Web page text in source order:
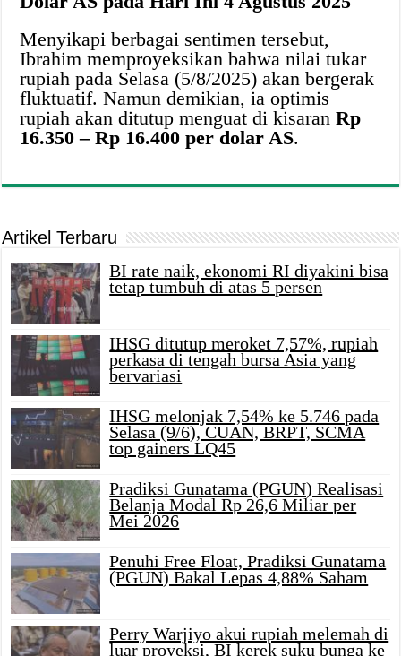
Menyikapi berbagai sentimen tersebut,
Ibrahim memproyeksikan bahwa nilai tukar
rupiah pada Selasa (5/8/2025) akan bergerak
fluktuatif. Namun demikian, ia optimis
rupiah akan ditutup menguat di kisaranRp
16.350 – Rp 16.400 per dolar AS.
Artikel Terbaru
BI rate naik, ekonomi RI diyakini bisa
tetap tumbuh di atas 5 persen
IHSG ditutup meroket 7,57%, rupiah
perkasa di tengah bursa Asia yang
bervariasi
IHSG melonjak 7,54% ke 5.746 pada
Selasa (9/6), CUAN, BRPT, SCMA
top gainers LQ45
Pradiksi Gunatama (PGUN) Realisasi
Belanja Modal Rp 26,6 Miliar per
Mei 2026
Penuhi Free Float, Pradiksi Gunatama
(PGUN) Bakal Lepas 4,88% Saham
Perry Warjiyo akui rupiah melemah di
luar proyeksi, BI kerek suku bunga ke